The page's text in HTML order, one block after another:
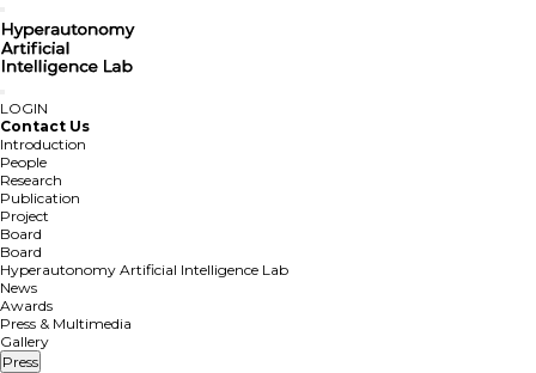
LOGIN
Contact Us
Introduction
People
Research
Publication
Project
Board
Board
Hyperautonomy Artificial Intelligence Lab
News
Awards
Press & Multimedia
Gallery
Press